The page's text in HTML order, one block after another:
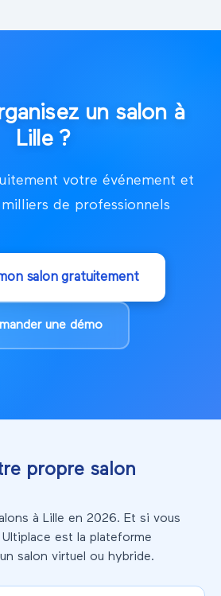
un salon à
Lille?
votre événement et
de professionnels
salon gratuitement
une démo
propre salon
à Lille en 2026. Et si vous
est la plateforme
salon virtuel ou hybride.